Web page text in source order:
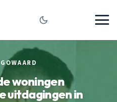
woningen
uitdagingen in